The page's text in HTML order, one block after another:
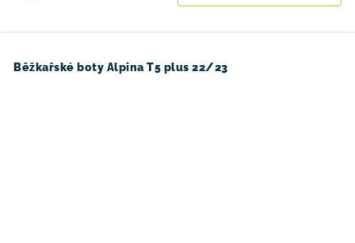
Běžkařské boty Alpina T5 plus 22/23